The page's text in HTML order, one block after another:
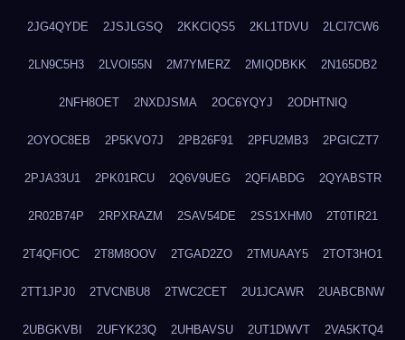
2JG4QYDE 2JSJLGSQ 2KKCIQS5 2KL1TDVU 2LCI7CW6
2LN9C5H3 2LVOI55N 2M7YMERZ 2MIQDBKK 2N165DB2
2NFH8OET 2NXDJSMA 2OC6YQYJ 2ODHTNIQ
2OYOC8EB 2P5KVO7J 2PB26F91 2PFU2MB3 2PGICZT7
2PJA33U1 2PK01RCU 2Q6V9UEG 2QFIABDG 2QYABSTR
2R02B74P 2RPXRAZM 2SAV54DE 2SS1XHM0 2T0TIR21
2T4QFIOC 2T8M8OOV 2TGAD2ZO 2TMUAAY5 2TOT3HO1
2TT1JPJ0 2TVCNBU8 2TWC2CET 2U1JCAWR 2UABCBNW
2UBGKVBI 2UFYK23Q 2UHBAVSU 2UT1DWVT 2VA5KTQ4